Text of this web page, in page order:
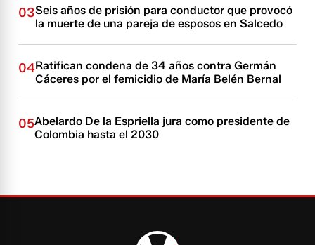
03Seis años de prisión para conductor que provocó
la muerte de una pareja de esposos en Salcedo
04Ratifican condena de 34 años contra Germán
Cáceres por el femicidio de María Belén Bernal
05Abelardo De la Espriella jura como presidente de
Colombia hasta el 2030